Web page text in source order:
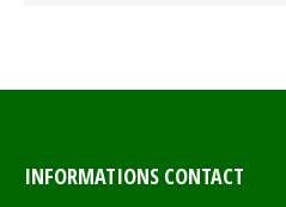
INFORMATIONS CONTACT